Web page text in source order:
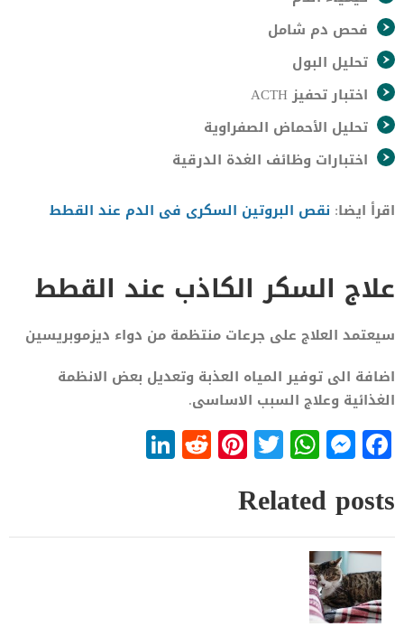
فحص دم شامل
تحليل البول
اختبار تحفيز ACTH
تحليل الأحماض الصفراوية
اختبارات وظائف الغدة الدرقية
اقرأ ايضا: نقص البروتين السكرى فى الدم عند القطط
علاج السكر الكاذب عند القطط
سيعتمد العلاج على جرعات منتظمة من دواء ديزموبريسين
اضافة الى توفير المياه العذبة وتعديل بعض الانظمة
الغذائية وعلاج السبب الاساسى.
Facebook
Messenger
WhatsApp
Twitter
Pinterest
Reddit
Related posts